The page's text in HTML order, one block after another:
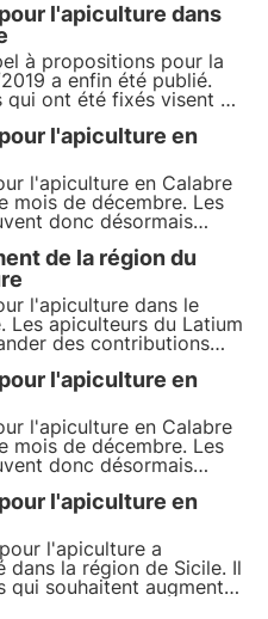
l'apiculture dans
à propositions pour la
a enfin été publié.
ont été fixés visent à
des
financement pour
de Sardaigne
l'apiculture en
l'apiculture en Calabre
mois de décembre. Les
donc désormais
pour leurs
appel de fonds a été
l'activité apicole
de la région du
l'apiculture dans le
Les apiculteurs du Latium
des contributions
l'apiculture en
l'apiculture en Calabre
mois de décembre. Les
donc désormais
pour leurs
appel de fonds a été
le développement de
l'apiculture en
l'apiculture a
dans la région de Sicile. Il
qui souhaitent augmenter
la qualité de leurs